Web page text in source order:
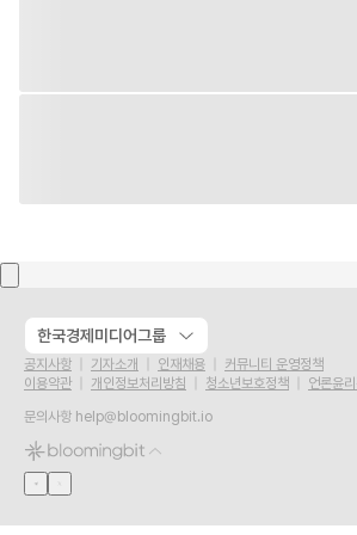
한국경제미디어그룹
공지사항 기자소개 인재채용
커뮤니티 운영정책
이용약관
개인정보처리방침 청소년보호정책
언론윤
문의사항 help@bloomingbit.io